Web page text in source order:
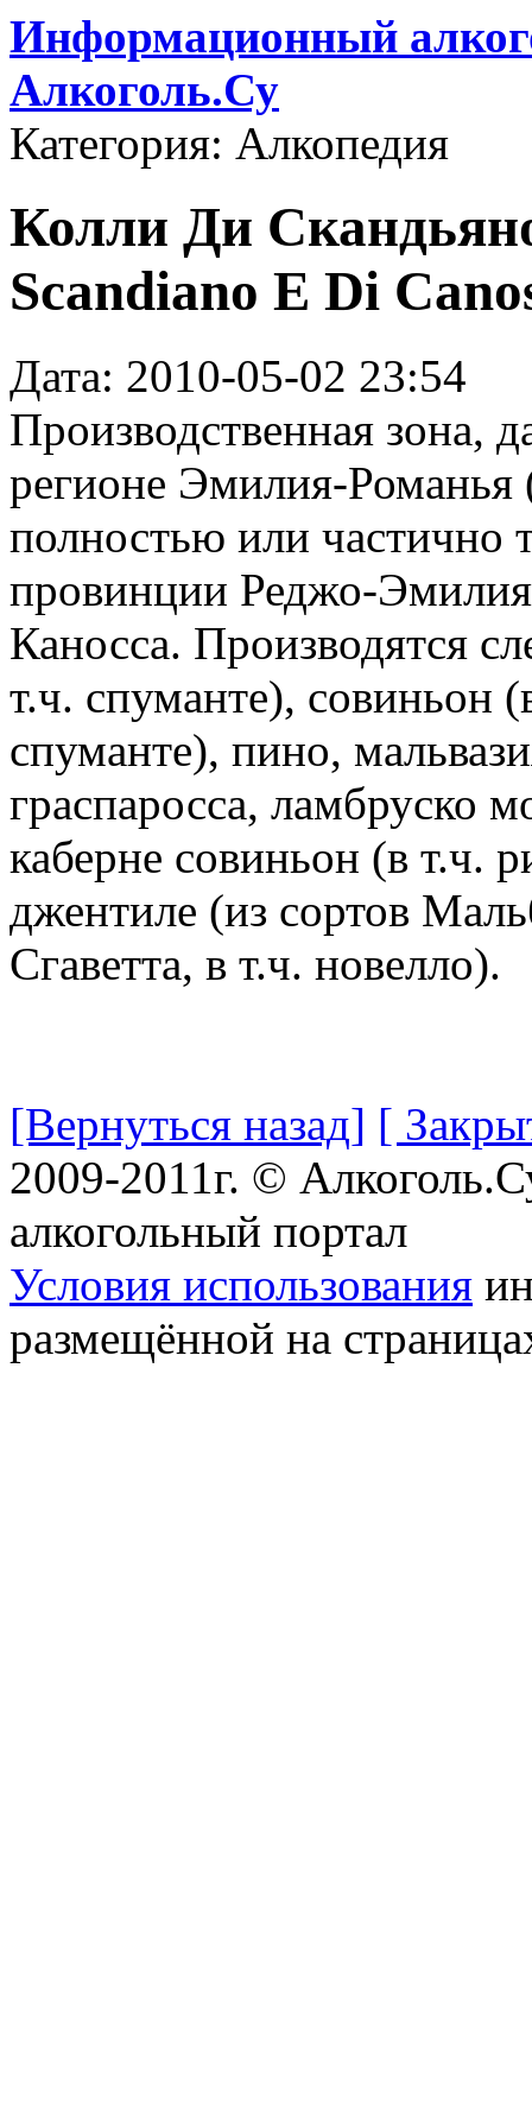
Информационный
Алкоголь.Су
Категория: Алкопедия
Колли Ди
Scandiano E Di
Дата: 2010-05-02 23:54
Производственная зона,
регионе Эмилия-Романья
полностью или частично
провинции Реджо-
Каносса. Производятся
т.ч. спуманте), совиньон
спуманте), пино,
граспаросса, ламбруско
каберне совиньон (в т.ч.
джентиле (из сортов
Сгаветта, в т.ч. новелло).
[Вернуться назад] [
2009-2011г. ©
алкогольный портал
Условия использования
размещённой на